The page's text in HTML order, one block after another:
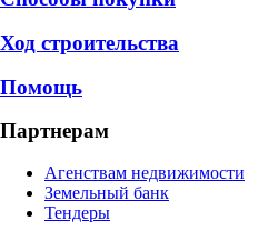
Ход строительства
Помощь
Партнерам
Агенствам недвижимости
Земельный банк
Тендеры